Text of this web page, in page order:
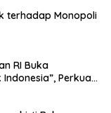
terhadap Monopoli
RI Buka
Perkuat